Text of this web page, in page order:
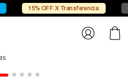
15% OFF X Transferencia